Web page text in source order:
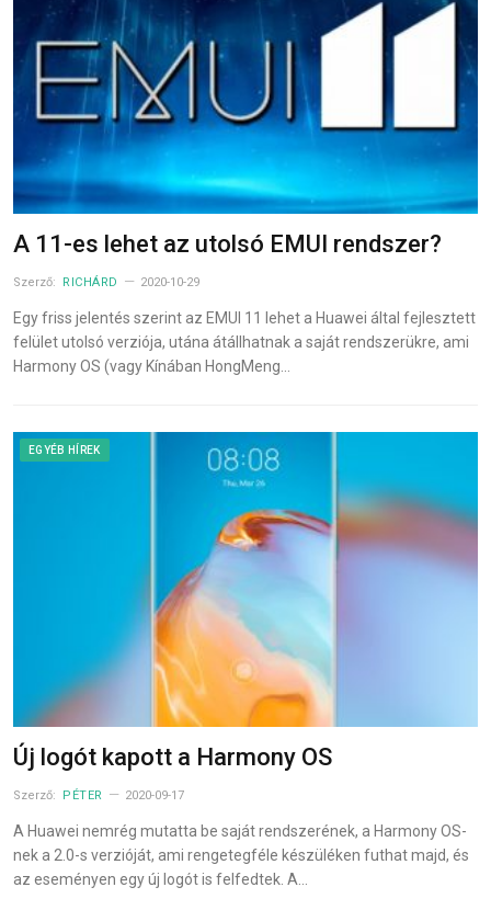
A 11-es lehet az utolsó EMUI rendszer?
Szerző: RICHÁRD 2020-10-29
Egy friss jelentés szerint az EMUI 11 lehet a Huawei által fejlesztett
felület utolsó verziója, utána átállhatnak a saját rendszerükre, ami
Harmony OS (vagy Kínában HongMeng…
EGYÉB HÍREK
Új logót kapott a Harmony OS
Szerző: PÉTER 2020-09-17
A Huawei nemrég mutatta be saját rendszerének, a Harmony OS-
nek a 2.0-s verzióját, ami rengetegféle készüléken futhat majd, és
az eseményen egy új logót is felfedtek. A…